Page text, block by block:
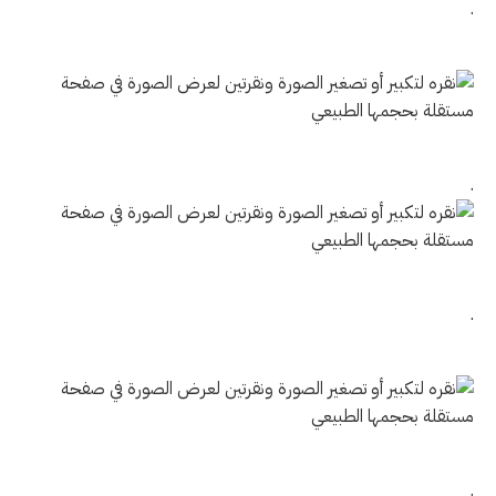
.
.
.
.